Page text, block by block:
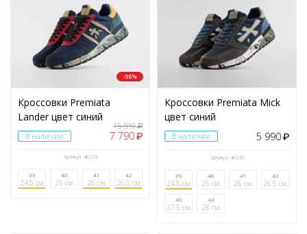
-50%
Кроссовки Premiata
Lander цвет синий
В наличии
15 590₽
7 790₽
Артикул: 46273
39
24.5 см.
40
25 см.
41
26 см.
42
26.5 см.
Кроссовки Premiata Mick
цвет синий
В наличии 5 990₽
Артикул: 46243
39
24.5 см.
40
25 см.
41
26 см.
42
26.5 см.
43
27.5 см.
44
28 см.